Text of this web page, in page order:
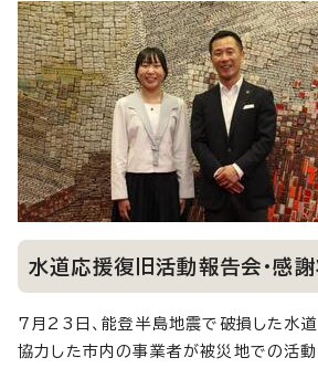
水道応援復旧活動報告会・感
7月23日、能登半島地震で破損した水
協力した市内の事業者が被災地での活